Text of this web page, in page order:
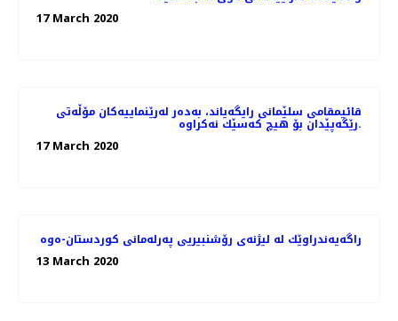
17 March 2020
قائیمقامی سلێمانی رایگه‌یاند، به‌ده‌ر له‌رێنماییه‌كان مۆڵه‌تی
رێگه‌پێدان بۆ هیچ كه‌سێك نه‌كراوه‌.
17 March 2020
راگه‌یه‌ندراوێك لە لیژنەی رۆشنبیریی پەرلەمانی كوردستان-ەوە
13 March 2020